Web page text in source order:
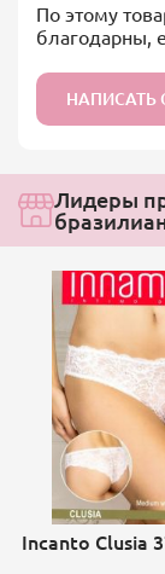
По этому
благодарны,
НАПИСАТЬ
Лидеры
Incanto Clusia